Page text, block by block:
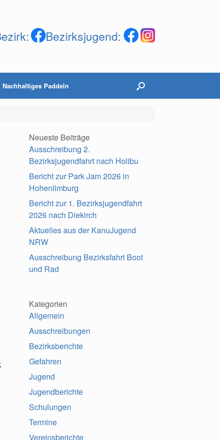
Bezirksjugend:
Nachhaltiges Paddeln
Neueste Beiträge
Ausschreibung 2.
Bezirksjugendfahrt nach Holibu
Bericht zur Park Jam 2026 in
Hohenlimburg
Bericht zur 1. Bezirksjugendfahrt
2026 nach Diekirch
Aktuelles aus der KanuJugend
NRW
Ausschreibung Bezirksfahrt Boot
und Rad
Kategorien
Allgemein
Ausschreibungen
Bezirksberichte
Gefahren
Jugend
Jugendberichte
Schulungen
Termine
Vereinsberichte